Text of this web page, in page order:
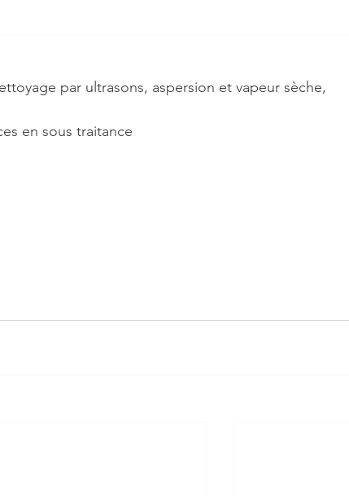
par ultrasons, aspersion et vapeur sèche,
en sous traitance